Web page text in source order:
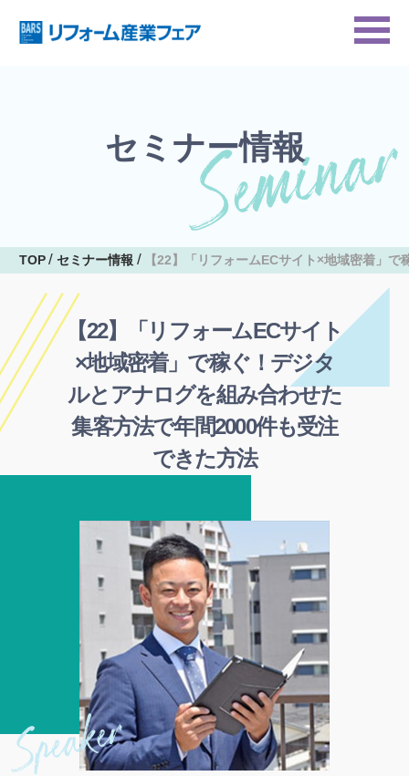
セミナー情報
TOP セミナー情報 【22】「リフォームECサイト×地域密着」
【22】「リフォームECサイト
×地域密着」で稼ぐ！デジタ
ルとアナログを組み合わせた
集客方法で年間2000件も受注
できた方法